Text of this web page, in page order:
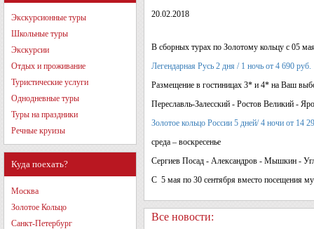
Экскурсионные туры
Школьные туры
Экскурсии
Отдых и проживание
Туристические услуги
Однодневные туры
Туры на праздники
Речные круизы
Куда поехать?
Москва
Золотое Кольцо
Санкт-Петербург
20.02.2018
В сборных турах по Золотому кольцу с 05
Легендарная Русь 2 дня / 1 ночь от 4 690 руб.
Размещение в гостиницах 3* и 4* на Ваш
Переславль-Залесский - Ростов Великий -
Золотое кольцо России 5 дней/ 4 ночи от 14
среда – воскресенье
Сергиев Посад - Александров - Мышкин -
С 5 мая по 30 сентября вместо посещения
Все новости: